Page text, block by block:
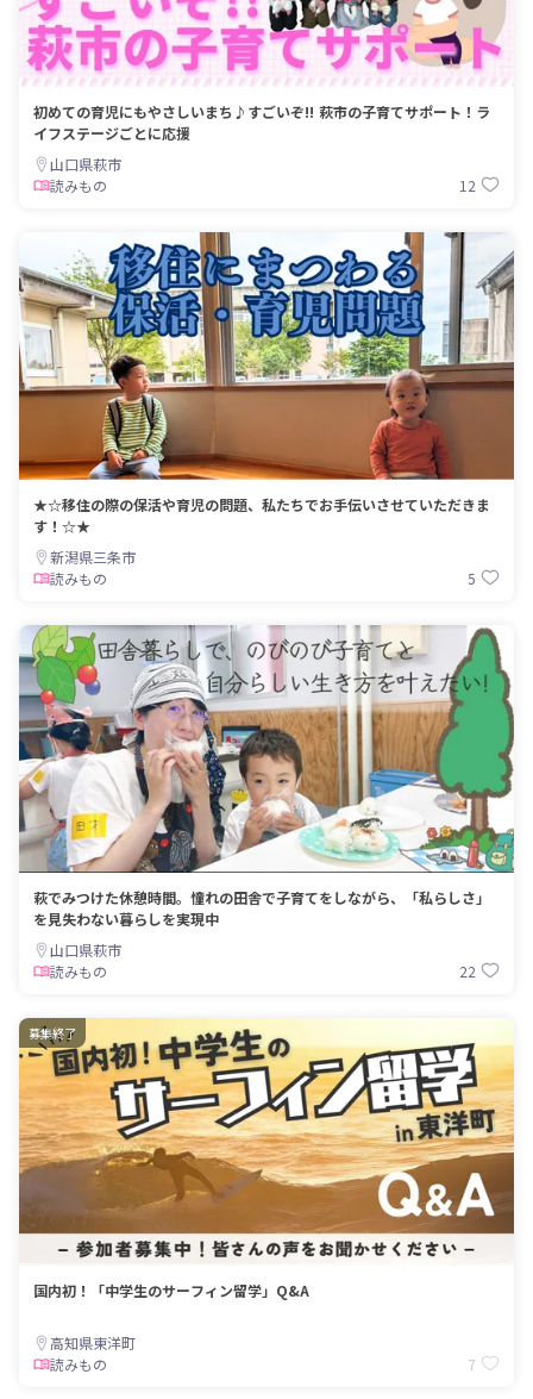
初めての育児にもやさしいまち♪すごいぞ!! 萩市の子育てサポート！ラ
イフステージごとに応援
山口県萩市
読みもの
12
★☆移住の際の保活や育児の問題、私たちでお手伝いさせていただきま
す！☆★
新潟県三条市
読みもの
5
萩でみつけた休憩時間。憧れの田舎で子育てをしながら、「私らしさ」
を見失わない暮らしを実現中
山口県萩市
読みもの
22
募集終了
国内初！「中学生のサーフィン留学」Q&A
高知県東洋町
読みもの
7